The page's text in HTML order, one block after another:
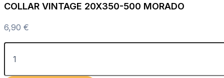
COLLAR VINTAGE 20X350-500 MORADO
6,90 €